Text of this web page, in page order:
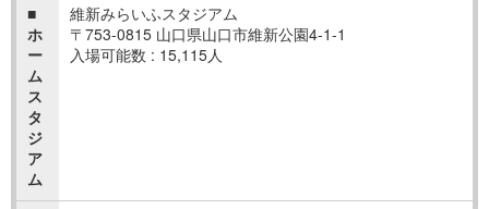
■
ホ
ー
ム
ス
タ
ジ
ア
ム
維新みらいふスタジアム
〒753-0815 山口県山口市維新公園4-1-1
入場可能数 : 15,115人